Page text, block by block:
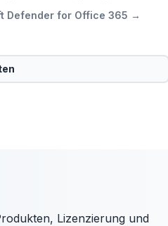
Defender for Office 365 →
Lizenzierung und